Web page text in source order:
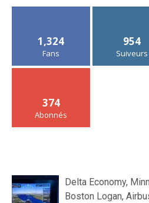
1,324
Fans
954
Suiveurs
374
Abonnés
Delta Economy,
Boston Logan,